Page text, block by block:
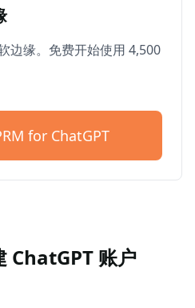
边缘。免费开始使用 4,500
for ChatGPT
ChatGPT 账户